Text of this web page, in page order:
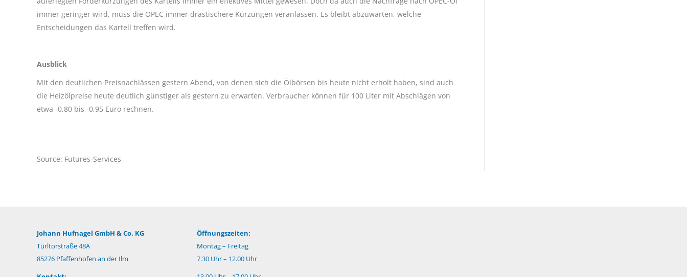
immer geringer wird, muss die OPEC immer drastischere Kürzungen veranlassen. Es bleibt abzuwarten, welche
Entscheidungen das Kartell treffen wird.
Ausblick
Mit den deutlichen Preisnachlässen gestern Abend, von denen sich die Ölbörsen bis heute nicht erholt haben, sind auch
die Heizölpreise heute deutlich günstiger als gestern zu erwarten. Verbraucher können für 100 Liter mit Abschlägen von
etwa -0,80 bis -0,95 Euro rechnen.
Source: Futures-Services
Johann Hufnagel GmbH & Co. KG
Türltorstraße 48A
85276 Pfaffenhofen an der Ilm
Öffnungszeiten:
Montag – Freitag
7.30 Uhr – 12.00 Uhr